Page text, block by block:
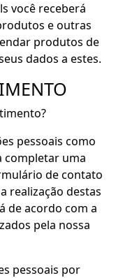
você receberá
e outras
produtos de
dados a estes.
pessoais como
completar uma
de contato
realização destas
de acordo com a
pela nossa
pessoais por